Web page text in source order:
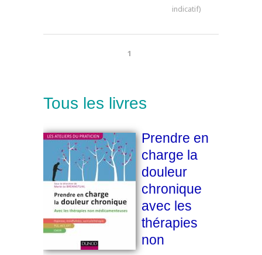
1
Tous les livres
Prendre en
charge la
douleur
chronique
avec les
thérapies
non